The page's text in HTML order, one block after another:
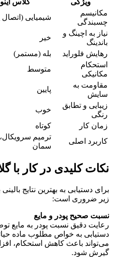
ویژگی گلاس
مکانیسم
چسبندگی
شیمیایی (اتصال
نیاز به اچینگ و
باندینگ
خیر
رهایش فلوراید
بله (مستمر)
استحکام
مکانیکی
متوسط
مقاومت به
سایش
پایین
زیبایی و تطابق
رنگی
خوب
زمان کار
کوتاه
کاربرد اصلی
ترمیم
سمان
نکات کلیدی در کار با
برای دستیابی به بهترین نتایج
زیر ضروری است:
نسبت صحیح پودر و مایع
رعایت دقیق نسبت پودر به مایع
دستیابی به خواص مطلوب ماده
می‌تواند باعث کاهش استحکام،
گیرش شود.